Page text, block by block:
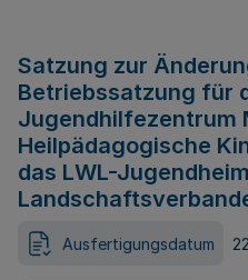
Satzung zur
Betriebssatzung für
Jugendhilfezentrum
Heilpädagogische
das LWL-
Ausfertigungsdatum